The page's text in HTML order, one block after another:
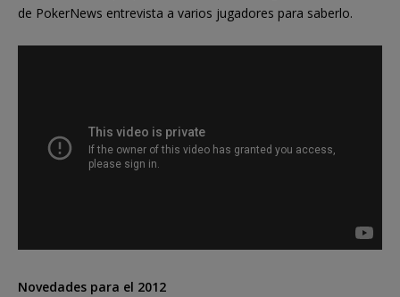
de PokerNews entrevista a varios jugadores para saberlo.
Novedades para el 2012